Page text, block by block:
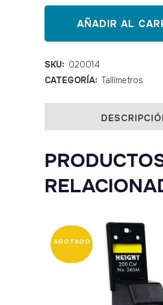
telescópico
de
pared
SECA
222
quantity
AÑADIR AL
SKU: 020014
CATEGORÍA: Tallímetros